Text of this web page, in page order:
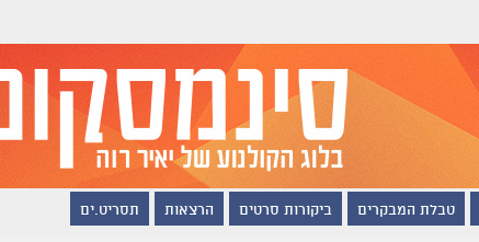
טבלת המבקרים ביקורות סרטים הרצאות תסריט.ים